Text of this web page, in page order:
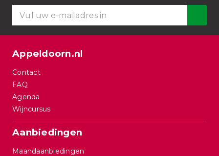
Appeldoorn.nl
Contact
FAQ
Agenda
Wijncursus
Aanbiedingen
Maandaanbiedingen